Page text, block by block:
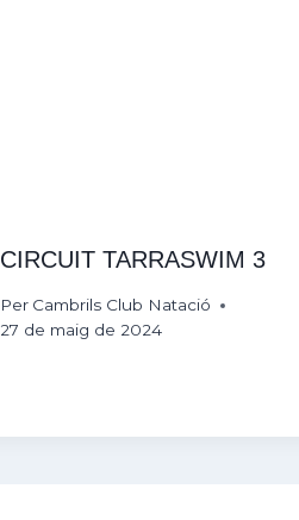
CIRCUIT TARRASWIM 3
Per Cambrils Club Natació
27 de maig de 2024